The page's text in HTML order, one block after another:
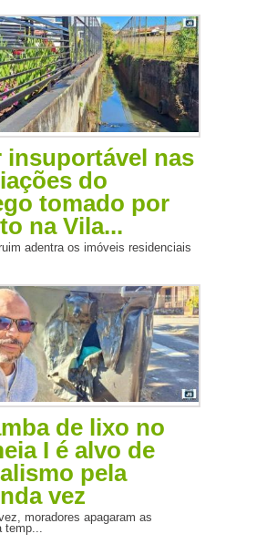
insuportável nas
do
tomado por
na Vila...
adentra os imóveis residenciais
de lixo no
I é alvo de
pela
vez
moradores apagaram as
temp...